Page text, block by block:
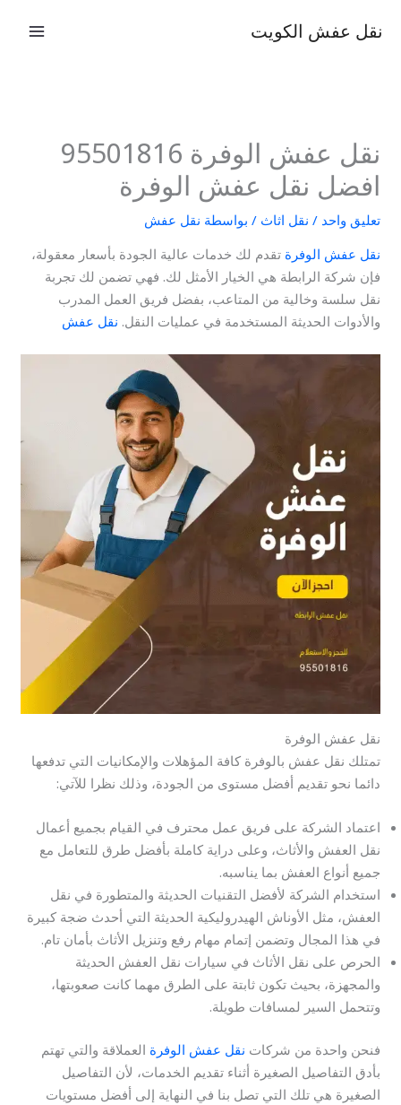
نقل عفش الكويت
نقل عفش الوفرة 95501816
افضل نقل عفش الوفرة
تعليق واحد / نقل اثاث / بواسطة نقل عفش
نقل عفش الوفرة تقدم لك خدمات عالية الجودة بأسعار معقولة،
فإن شركة الرابطة هي الخيار الأمثل لك. فهي تضمن لك تجربة
نقل سلسة وخالية من المتاعب، بفضل فريق العمل المدرب
والأدوات الحديثة المستخدمة في عمليات النقل. نقل عفش
نقل عفش الوفرة
تمتلك نقل عفش بالوفرة كافة المؤهلات والإمكانيات التي تدفعها
دائما نحو تقديم أفضل مستوى من الجودة، وذلك نظرا للآتي:
اعتماد الشركة على فريق عمل محترف في القيام بجميع أعمال
نقل العفش والأثاث، وعلى دراية كاملة بأفضل طرق للتعامل مع
جميع أنواع العفش بما يناسبه.
استخدام الشركة لأفضل التقنيات الحديثة والمتطورة في نقل
العفش، مثل الأوناش الهيدروليكية الحديثة التي أحدث ضجة كبيرة
في هذا المجال وتضمن إتمام مهام رفع وتنزيل الأثاث بأمان تام.
الحرص على نقل الأثاث في سيارات نقل العفش الحديثة
والمجهزة، بحيث تكون ثابتة على الطرق مهما كانت صعوبتها،
وتتحمل السير لمسافات طويلة.
فنحن واحدة من شركات نقل عفش الوفرة العملاقة والتي تهتم
بأدق التفاصيل الصغيرة أثناء تقديم الخدمات، لأن التفاصيل
الصغيرة هي تلك التي تصل بنا في النهاية إلى أفضل مستويات